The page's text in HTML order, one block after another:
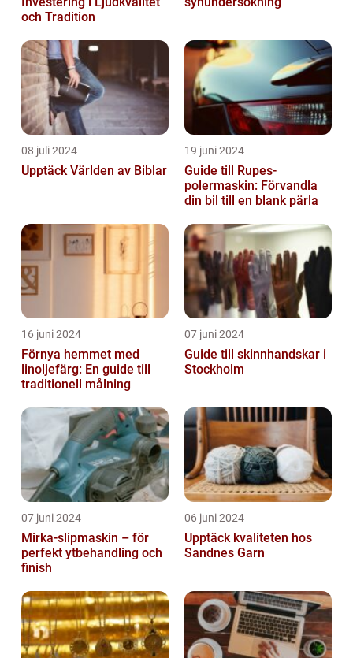
och Tradition
08 juli 2024
Upptäck Världen av Biblar
19 juni 2024
Guide till Rupes-
polermaskin: Förvandla
din bil till en blank pärla
16 juni 2024
Förnya hemmet med
linoljefärg: En guide till
traditionell målning
07 juni 2024
Guide till skinnhandskar i
Stockholm
07 juni 2024
Mirka-slipmaskin – för
perfekt ytbehandling och
finish
06 juni 2024
Upptäck kvaliteten hos
Sandnes Garn